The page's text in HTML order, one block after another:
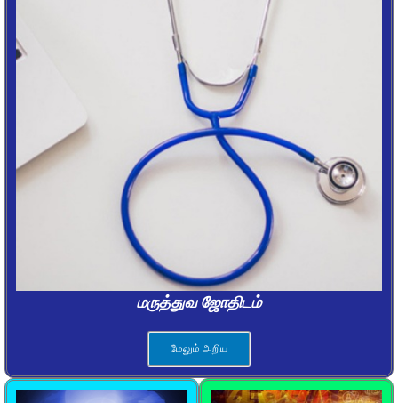
மருத்துவ ஜோதிடம்
மேலும் அறிய